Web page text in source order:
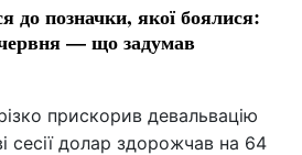
до позначки, якої боялися:
— що задумав
прискорив девальвацію
сесії долар здорожчав на 64